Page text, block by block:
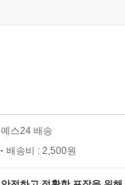
예스24 배송
배송비 : 2,500원